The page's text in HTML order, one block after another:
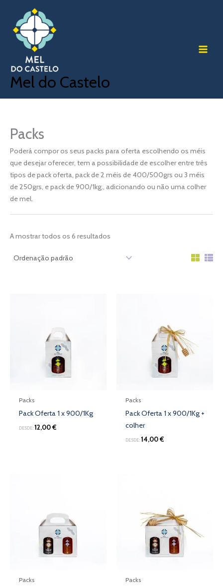
content
Mel do Castelo
Packs
Poderá compor os seus packs para oferta escolhendo os méis
que desejar oferecer, tem a possibilidade de escolher entre três
tipos de pack oferta, pack de 2 méis de 400/500grs ou 3 méis
de 250grs, e pack de 900/1kg., adicionando ou não uma colher
de mel.
A mostrar todos os 6 resultados
Packs
Pack Oferta 1 x 900/1Kg
DESDE: 12,00€
Packs
Pack Oferta 1 x 900/1Kg +
colher
DESDE: 14,00€
Packs Packs